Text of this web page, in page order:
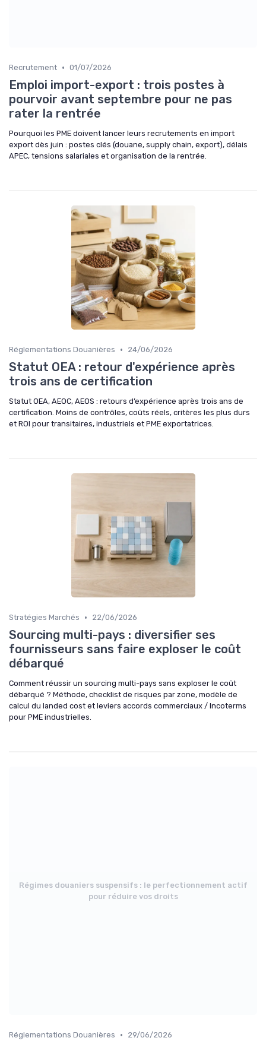
Recrutement • 01/07/2026
Emploi import-export : trois postes à
pourvoir avant septembre pour ne pas
rater la rentrée
Pourquoi les PME doivent lancer leurs recrutements en import
export dès juin : postes clés (douane, supply chain, export), délais
APEC, tensions salariales et organisation de la rentrée.
Réglementations Douanières • 24/06/2026
Statut OEA : retour d'expérience après
trois ans de certification
Statut OEA, AEOC, AEOS : retours d’expérience après trois ans de
certification. Moins de contrôles, coûts réels, critères les plus durs
et ROI pour transitaires, industriels et PME exportatrices.
Stratégies Marchés • 22/06/2026
Sourcing multi-pays : diversifier ses
fournisseurs sans faire exploser le coût
débarqué
Comment réussir un sourcing multi-pays sans exploser le coût
débarqué ? Méthode, checklist de risques par zone, modèle de
calcul du landed cost et leviers accords commerciaux / Incoterms
pour PME industrielles.
Régimes douaniers suspensifs : le perfectionnement actif
pour réduire vos droits
Réglementations Douanières • 29/06/2026